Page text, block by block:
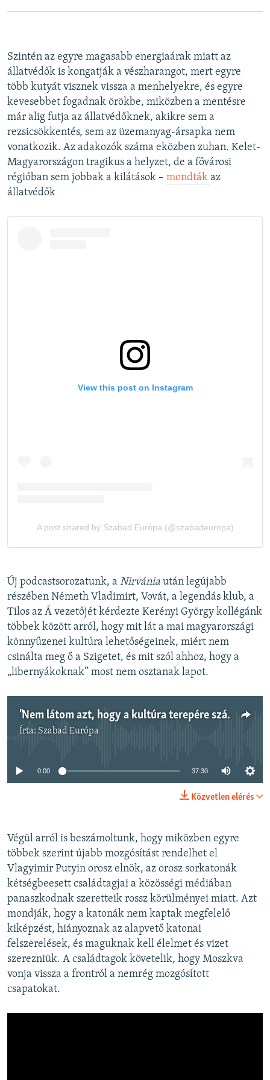
Szintén az egyre magasabb energiaárak miatt az
állatvédők is kongatják a vészharangot, mert egyre
több kutyát visznek vissza a menhelyekre, és egyre
kevesebbet fogadnak örökbe, miközben a mentésre
már alig futja az állatvédőknek, akikre sem a
rezsicsökkentés, sem az üzemanyag-ársapka nem
vonatkozik. Az adakozók száma eközben zuhan. Kelet-
Magyarországon tragikus a helyzet, de a fővárosi
régióban sem jobbak a kilátások – mondták az
állatvédők
Új podcastsorozatunk, a Nirvánia után legújabb
részében Németh Vladimirt, Vovát, a legendás klub, a
Tilos az Á vezetőjét kérdezte Kerényi György kollégánk
többek között arról, hogy mit lát a mai magyarországi
könnyűzenei kultúra lehetőségeinek, miért nem
csinálta meg ő a Szigetet, és mit szól ahhoz, hogy a
„libernyákoknak” most nem osztanak lapot.
"Nem látom azt, hogy a kultúra terepére számomra van visszaút": Németh Vladimir, számos kulturális kezdeményezés elindítója
Írta: Szabad Európa
Jelenleg nincs elérhető tartalom
0:00 37:30
Közvetlen elérés
Végül arról is beszámoltunk, hogy miközben egyre
többek szerint újabb mozgósítást rendelhet el
Vlagyimir Putyin orosz elnök, az orosz sorkatonák
kétségbeesett családtagjai a közösségi médiában
panaszkodnak szeretteik rossz körülményei miatt. Azt
mondják, hogy a katonák nem kaptak megfelelő
kiképzést, hiányoznak az alapvető katonai
felszerelések, és maguknak kell élelmet és vizet
szerezniük. A családtagok követelik, hogy Moszkva
vonja vissza a frontról a nemrég mozgósított
csapatokat.